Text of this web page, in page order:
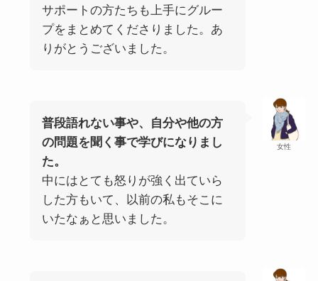
サポートの方たちも上手にグルー
プをまとめてくださりました。あ
りがとうございました。
女性
普段語れない事や、自分や他の方
の問題を聞く事で学びになりまし
た。
中にはとても怒りが強く出ていら
した方もいて、以前の私もそこに
いたなぁと思いました。